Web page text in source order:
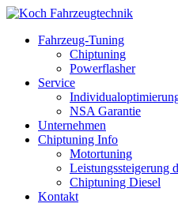
Fahrzeug-Tuning
Chiptuning
Powerflasher
Service
NSA Garantie
Unternehmen
Chiptuning Info
Motortuning
Leistungssteigerung
Chiptuning Diesel
Kontakt